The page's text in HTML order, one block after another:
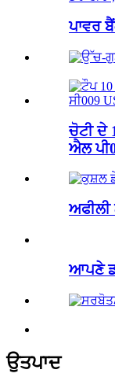
ਪਾਵਰ
ਚੋਟੀ ਦੇ
ਐਲ
ਆਪਣੇ
ਉਤਪਾਦ